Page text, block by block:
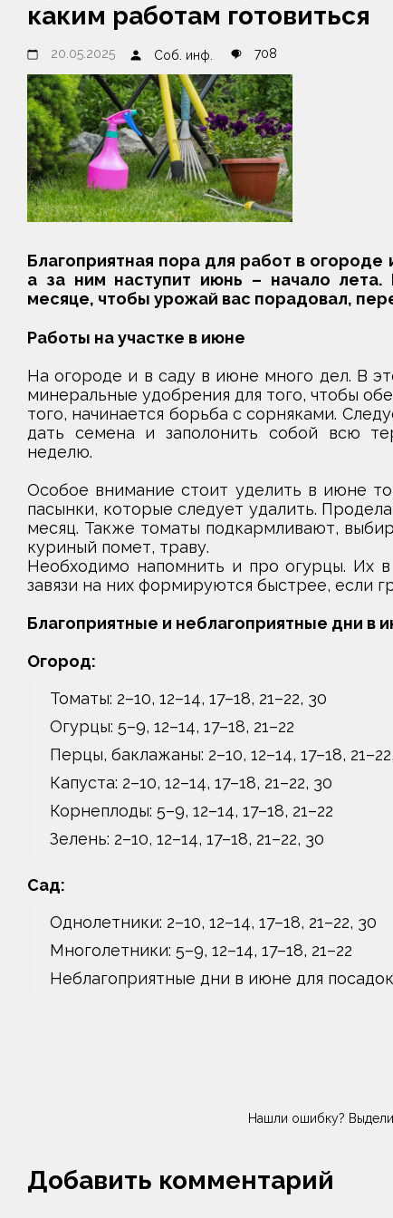
каким работам готовиться
20.05.2025 Соб. инф. 708
Благоприятная пора для работ в
а за ним наступит июнь – начало
месяце, чтобы урожай вас порадовал,
Работы на участке в июне
На огороде и в саду в июне много дел. В
минеральные удобрения для того, чтобы
того, начинается борьба с сорняками.
дать семена и заполонить собой всю
неделю.
Особое внимание стоит уделить в июне
пасынки, которые следует удалить.
месяц. Также томаты подкармливают,
куриный помет, траву.
Необходимо напомнить и про огурцы. Их
завязи на них формируются быстрее, если
Благоприятные и неблагоприятные дни в
Огород:
Томаты: 2–10, 12–14, 17–18, 21–22, 30
Огурцы: 5–9, 12–14, 17–18, 21–22
Перцы, баклажаны: 2–10, 12–14, 17–18,
Капуста: 2–10, 12–14, 17–18, 21–22, 30
Корнеплоды: 5–9, 12–14, 17–18, 21–22
Зелень: 2–10, 12–14, 17–18, 21–22, 30
Сад:
Однолетники: 2–10, 12–14, 17–18, 21–22, 30
Многолетники: 5–9, 12–14, 17–18, 21–22
Неблагоприятные дни в июне для посадок:
Нашли ошибку?
Добавить комментарий